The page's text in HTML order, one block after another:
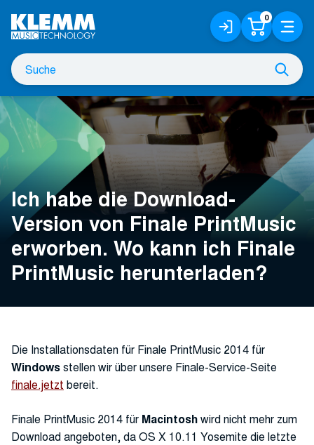
Hauptinhalt
Suche
nach
Anmelden
/
Registrieren
0 Menü
Ich habe die Download-
Version von Finale PrintMusic
erworben. Wo kann ich Finale
PrintMusic herunterladen?
Die Installationsdaten für Finale PrintMusic 2014 für
Windowsstellen wir über unsere Finale-Service-Seite
finale.jetzt bereit.
Finale PrintMusic 2014 für Macintoshwird nicht mehr zum
Download angeboten, da OS X 10.11 Yosemite die letzte